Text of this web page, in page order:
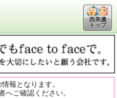
西美濃
トップ
報となります。
へご確認ください。